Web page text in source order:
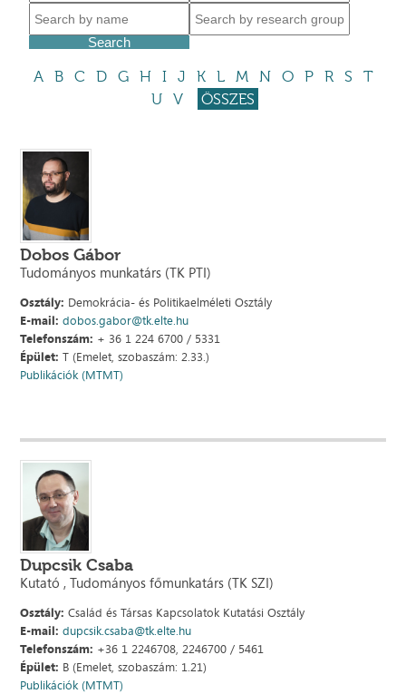
A B C D G H I J K L M N O P R S
T
U V ÖSSZES
Dobos Gábor
Tudományos munkatárs (TK PTI)
Osztály: Demokrácia- és Politikaelméleti Osztály
E-mail: dobos.gabor@tk.elte.hu
Telefonszám: + 36 1 224 6700 / 5331
Épület: T (Emelet, szobaszám: 2.33.)
Publikációk (MTMT)
Dupcsik Csaba
Kutató , Tudományos főmunkatárs (TK SZI)
Osztály: Család és Társas Kapcsolatok Kutatási Osztály
E-mail: dupcsik.csaba@tk.elte.hu
Telefonszám: +36 1 2246708, 2246700 / 5461
Épület: B (Emelet, szobaszám: 1.21)
Publikációk (MTMT)